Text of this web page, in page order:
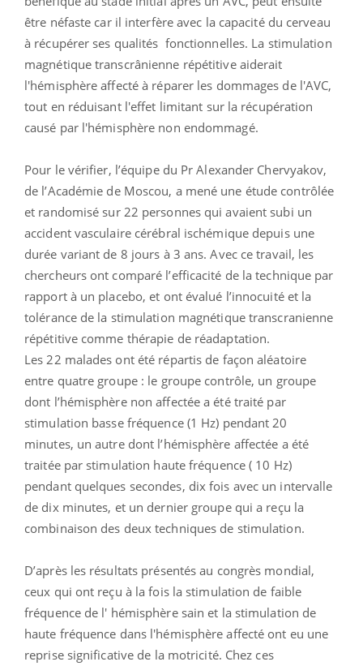
être néfaste car il interfère avec la capacité du cerveau
à récupérer ses qualités fonctionnelles. La stimulation
magnétique transcrânienne répétitive aiderait
l'hémisphère affecté à réparer les dommages de l'AVC,
tout en réduisant l'effet limitant sur la récupération
causé par l'hémisphère non endommagé.
Pour le vérifier, l’équipe du Pr Alexander Chervyakov,
de l’Académie de Moscou, a mené une étude contrôlée
et randomisé sur 22 personnes qui avaient subi un
accident vasculaire cérébral ischémique depuis une
durée variant de 8 jours à 3 ans. Avec ce travail, les
chercheurs ont comparé l’efficacité de la technique par
rapport à un placebo, et ont évalué l’innocuité et la
tolérance de la stimulation magnétique transcranienne
répétitive comme thérapie de réadaptation.
Les 22 malades ont été répartis de façon aléatoire
entre quatre groupe : le groupe contrôle, un groupe
dont l’hémisphère non affectée a été traité par
stimulation basse fréquence (1 Hz) pendant 20
minutes, un autre dont l’hémisphère affectée a été
traitée par stimulation haute fréquence ( 10 Hz)
pendant quelques secondes, dix fois avec un intervalle
de dix minutes, et un dernier groupe qui a reçu la
combinaison des deux techniques de stimulation.
D’après les résultats présentés au congrès mondial,
ceux qui ont reçu à la fois la stimulation de faible
fréquence de l' hémisphère sain et la stimulation de
haute fréquence dans l'hémisphère affecté ont eu une
reprise significative de la motricité. Chez ces